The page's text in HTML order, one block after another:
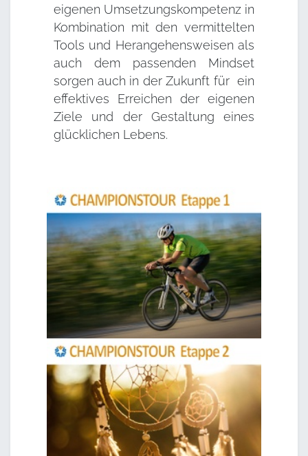
eigenen Umsetzungskompetenz in
Kombination mit den vermittelten
Tools und Herangehensweisen als
auch dem passenden Mindset
sorgen auch in der Zukunft für ein
effektives Erreichen der eigenen
Ziele und der Gestaltung eines
glücklichen Lebens.